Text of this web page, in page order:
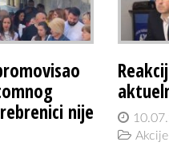
nije
Akcije